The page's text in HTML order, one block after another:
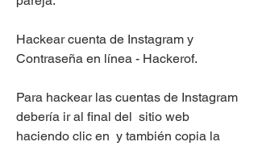
Hackear cuenta de Instagram y
Contraseña en línea - Hackerof.
Para hackear las cuentas de Instagram
debería ir al final del  sitio web
haciendo clic en  y también copia la